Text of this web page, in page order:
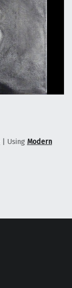
| Using Modern